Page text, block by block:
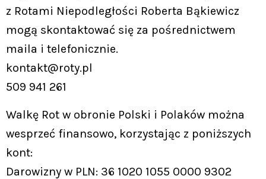
z Rotami Niepodległości Roberta Bąkiewicz
mogą skontaktować się za pośrednictwem
maila i telefonicznie.
kontakt@roty.pl
509 941 261
Walkę Rot w obronie Polski i Polaków można
wesprzeć finansowo, korzystając z poniższych
kont:
Darowizny w PLN: 36 1020 1055 0000 9302